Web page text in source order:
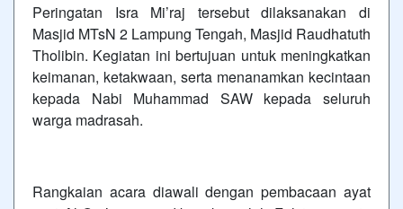
Peringatan Isra Mi’raj tersebut dilaksanakan di
Masjid MTsN 2 Lampung Tengah, Masjid Raudhatuth
Tholibin. Kegiatan ini bertujuan untuk meningkatkan
keimanan, ketakwaan, serta menanamkan kecintaan
kepada Nabi Muhammad SAW kepada seluruh
warga madrasah.
Rangkaian acara diawali dengan pembacaan ayat